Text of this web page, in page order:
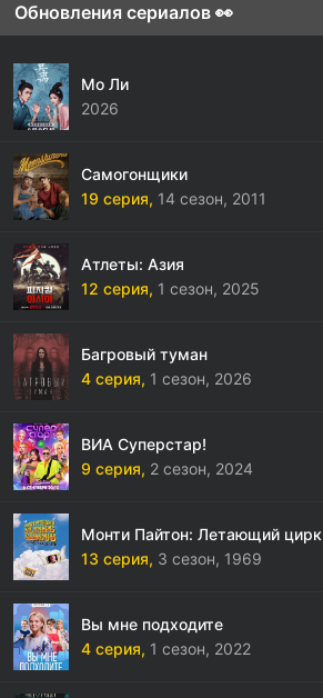
Обновления сериалов 👀
Мо Ли
2026
Самогонщики
19 серия, 14 сезон, 2011
Атлеты: Азия
12 серия, 1 сезон, 2025
Багровый туман
4 серия, 1 сезон, 2026
ВИА Суперстар!
9 серия, 2 сезон, 2024
Монти Пайтон: Летающий цирк
13 серия, 3 сезон, 1969
Вы мне подходите
4 серия, 1 сезон, 2022